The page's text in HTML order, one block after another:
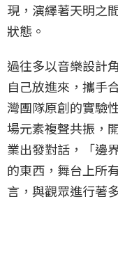
現，演繹著天明之
狀態。
過往多以音樂設計
自己放進來，攜手
灣團隊原創的實驗
場元素複聲共振，
業出發對話，「邊
的東西，舞台上所
言，與觀眾進行著